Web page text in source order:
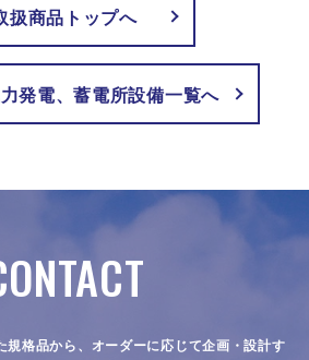
扱商品トップへ
発電、蓄電所設備一覧へ
規格品から、オーダーに応じて企画・設計す